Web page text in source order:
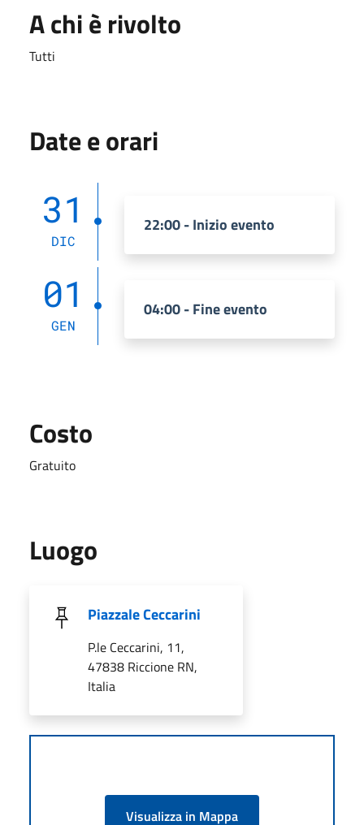
A chi è rivolto
Tutti
Date e orari
31
DIC
22:00 - Inizio evento
01
GEN
04:00 - Fine evento
Costo
Gratuito
Luogo
Piazzale Ceccarini
P.le Ceccarini, 11,
47838 Riccione RN,
Italia
Visualizza in Mappa